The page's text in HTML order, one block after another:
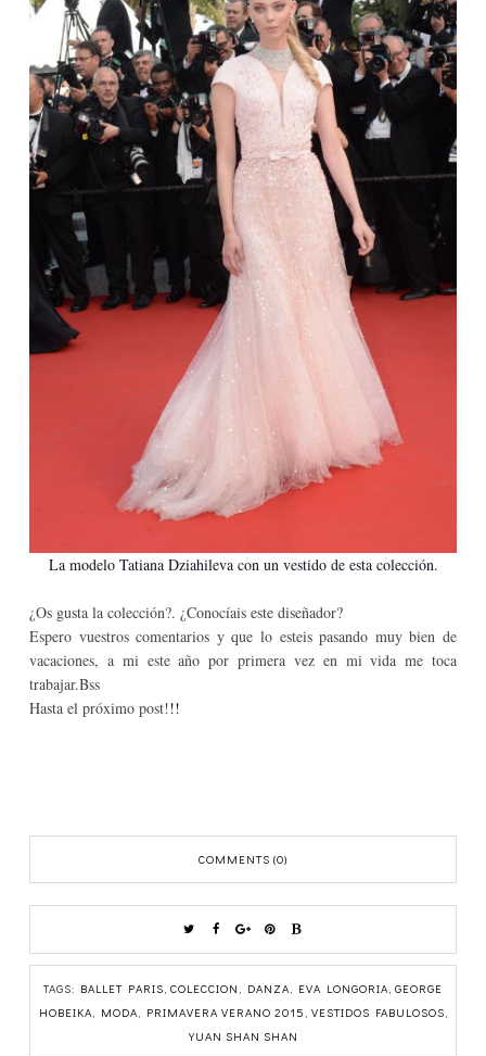
La modelo Tatiana Dziahileva con un vestido de esta colección.
¿Os gusta la colección?. ¿Conocíais este diseñador?
Espero vuestros comentarios y que lo esteis pasando muy bien de
vacaciones, a mi este año por primera vez en mi vida me toca
trabajar.Bss
Hasta el próximo post!!!
COMMENTS (0)
TAGS: BALLET PARIS COLECCION DANZA EVA LONGORIA GEORGE
HOBEIKA
MODA PRIMAVERA VERANO 2015 VESTIDOS FABULOSOS
YUAN SHAN SHAN